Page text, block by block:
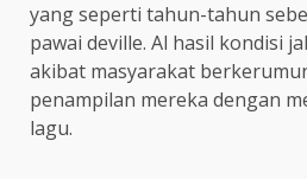
yang seperti tahun-tahun
pawai deville. Al hasil kondisi
akibat masyarakat
penampilan mereka dengan
lagu.